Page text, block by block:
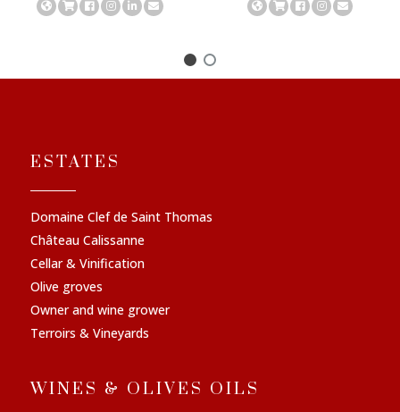
ESTATES
Domaine Clef de Saint Thomas
Château Calissanne
Cellar & Vinification
Olive groves
Owner and wine grower
Terroirs & Vineyards
WINES & OLIVES OILS